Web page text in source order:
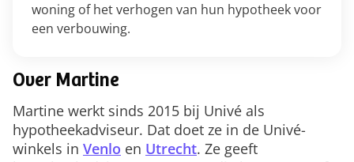
woning of het verhogen van hun hypotheek voor
een verbouwing.
Over Martine
Martine werkt sinds 2015 bij Univé als
hypotheekadviseur. Dat doet ze in de Univé-
winkels in Venlo en Utrecht. Ze geeft